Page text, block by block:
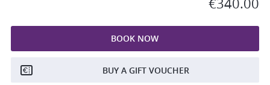
BOOK NOW
BUY A GIFT VOUCHER